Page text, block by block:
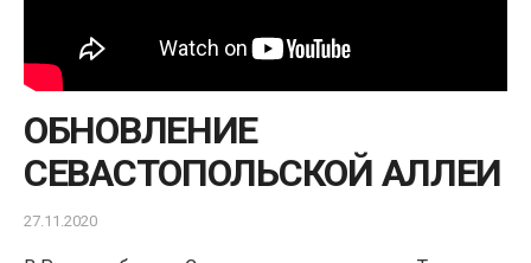
ОБНОВЛЕНИЕ
СЕВАСТОПОЛЬСКОЙ АЛЛЕИ
27.11.2020